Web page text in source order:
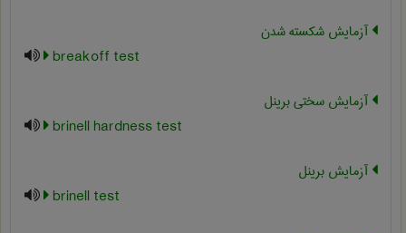
آزمایش شکسته شدن
breakoff test
آزمایش سختی برینل
brinell hardness test
آزمایش برینل
brinell test